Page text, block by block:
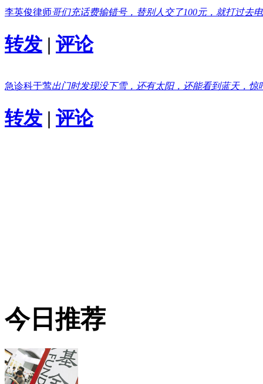
李英俊律师哥们充话费输错号，替别人交了100元，就打过去
转发 | 评论
急诊科于莺出门时发现没下雪，还有太阳，还能看到蓝天，惊
转发 | 评论
今日推荐